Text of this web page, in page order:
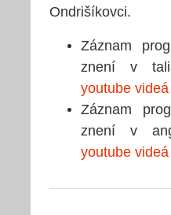
Ondrišíkovci.
Záznam
znení v
youtube videá
Záznam
znení v
youtube videá